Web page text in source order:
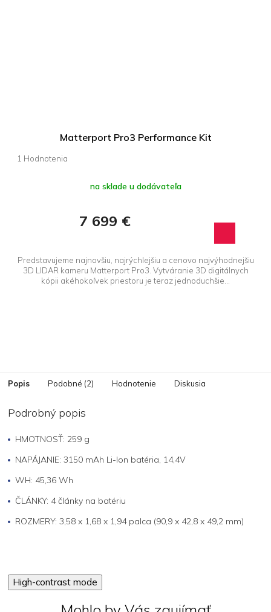
Matterport Pro3 Performance Kit
Priemerné
na sklade u dodávateľa
7 699 €
Predstavujeme najnovšiu, najrýchlejšiu a cenovo najvýhodnejšiu
3D LIDAR kameru Matterport Pro3. Vytváranie 3D digitálnych
kópii akéhokoľvek priestoru je teraz jednoduchšie...
Popis Podobné (2) Hodnotenie Diskusia
Podrobný popis
HMOTNOSŤ: 259 g
NAPÁJANIE: 3150 mAh Li-Ion batéria, 14,4V
WH: 45,36 Wh
ČLÁNKY: 4 články na batériu
ROZMERY: 3,58 x 1,68 x 1,94 palca (90,9 x 42,8 x 49,2 mm)
High-contrast mode